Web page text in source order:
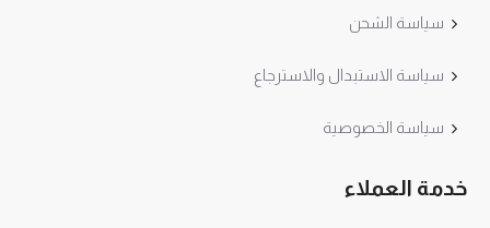
سياسة الشحن
سياسة الاستبدال والاسترجاع
سياسة الخصوصية
خدمة العملاء